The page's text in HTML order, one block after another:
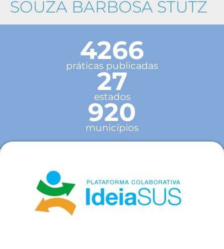
SOUZA BARBOSA STUTZ
4266
práticas publicadas
27
estados
920
municípios